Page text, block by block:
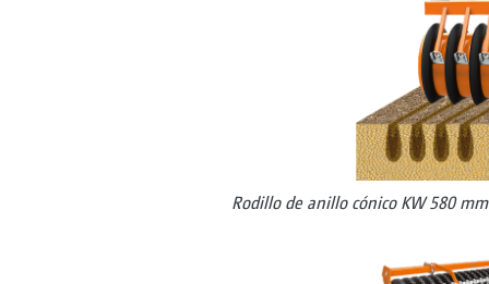
Rodillo de anillo cónico KW 580 mm